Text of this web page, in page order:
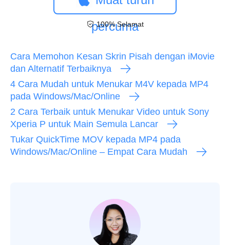
percuma
100% Selamat
Cara Memohon Kesan Skrin Pisah dengan iMovie
dan Alternatif Terbaiknya
4 Cara Mudah untuk Menukar M4V kepada MP4
pada Windows/Mac/Online
2 Cara Terbaik untuk Menukar Video untuk Sony
Xperia P untuk Main Semula Lancar
Tukar QuickTime MOV kepada MP4 pada
Windows/Mac/Online – Empat Cara Mudah